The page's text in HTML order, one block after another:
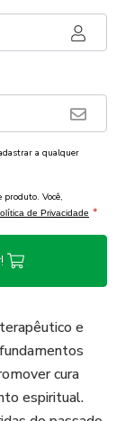
a qualquer
produto. Você,
de Privacidade *
e
cura
espiritual.